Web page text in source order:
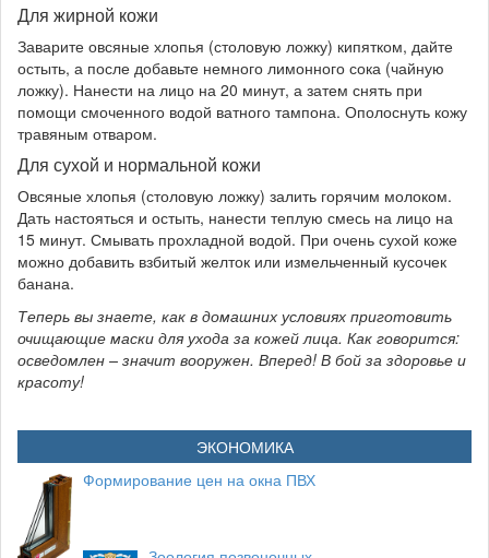
Для жирной кожи
Заварите овсяные хлопья (столовую ложку) кипятком, дайте
остыть, а после добавьте немного лимонного сока (чайную
ложку). Нанести на лицо на 20 минут, а затем снять при
помощи смоченного водой ватного тампона. Ополоснуть кожу
травяным отваром.
Для сухой и нормальной кожи
Овсяные хлопья (столовую ложку) залить горячим молоком.
Дать настояться и остыть, нанести теплую смесь на лицо на
15 минут. Смывать прохладной водой. При очень сухой коже
можно добавить взбитый желток или измельченный кусочек
банана.
Теперь вы знаете, как в домашних условиях приготовить
очищающие маски для ухода за кожей лица. Как говорится:
осведомлен – значит вооружен. Вперед! В бой за здоровье и
красоту!
ЭКОНОМИКА
Формирование цен на окна ПВХ